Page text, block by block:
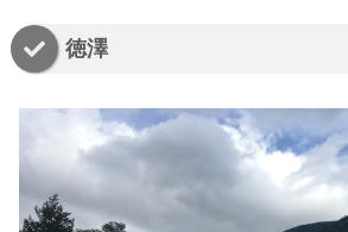
徳澤